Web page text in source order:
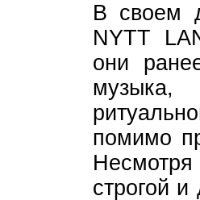
В своем
NYTT
они
музыка,
помимо
строгой